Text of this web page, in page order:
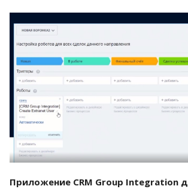
Смотреть проект
Приложение CRM Group Integration